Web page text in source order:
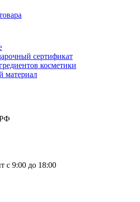
сертификат
косметики
материал
с 9:00 до 18:00